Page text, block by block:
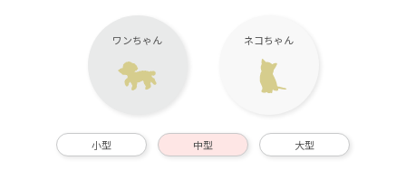
ワンちゃん ネコちゃん
小型 中型 大型